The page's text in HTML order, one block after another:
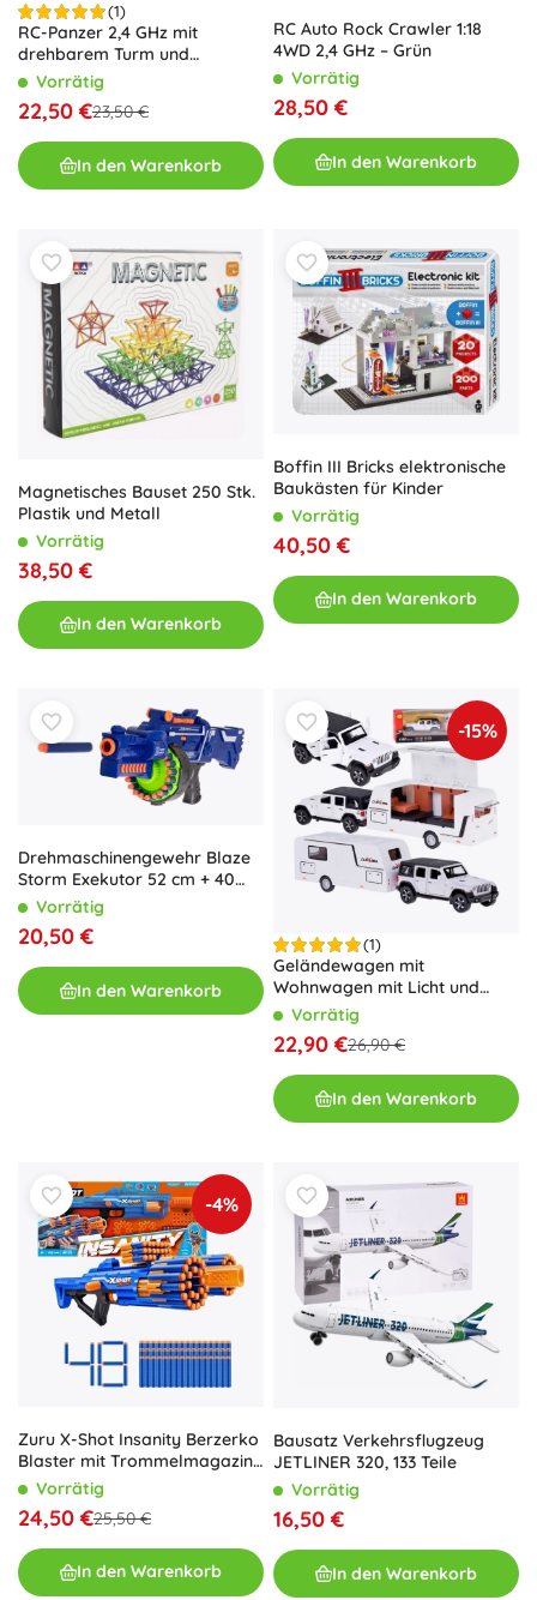
(1)
RC-Panzer 2,4 GHz mit
drehbarem Turm und
Lichteffekten – Waldtarnung
Vorrätig
22,50 €23,50 €
In den Warenkorb
RC Auto Rock Crawler 1:18
4WD 2,4 GHz – Grün
Vorrätig
28,50 €
In den Warenkorb
Magnetisches Bauset 250 Stk.
Plastik und Metall
Vorrätig
38,50 €
In den Warenkorb
Boffin III Bricks elektronische
Baukästen für Kinder
Vorrätig
40,50 €
In den Warenkorb
Drehmaschinengewehr Blaze
Storm Exekutor 52 cm + 40
NERF-Munition
Vorrätig
20,50 €
In den Warenkorb
-15%
(1)
Geländewagen mit
Wohnwagen mit Licht und
Sound 1:32 – weiß
Vorrätig
22,90 €26,90 €
In den Warenkorb
-4%
Zuru X-Shot Insanity Berzerko
Blaster mit Trommelmagazin
+ 48 Schaumdarts
Vorrätig
24,50 €25,50 €
In den Warenkorb
Bausatz Verkehrsflugzeug
JETLINER 320, 133 Teile
Vorrätig
16,50 €
In den Warenkorb